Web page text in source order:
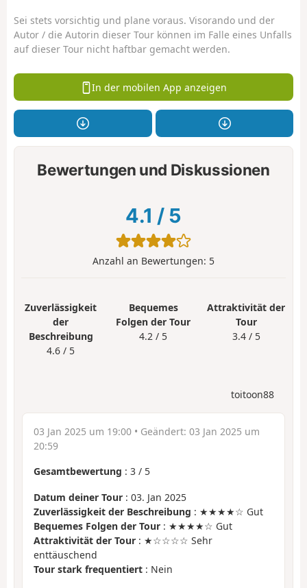
Sei stets vorsichtig und plane voraus. Visorando und der
Autor / die Autorin dieser Tour können im Falle eines Unfalls
auf dieser Tour nicht haftbar gemacht werden.
In der mobilen App anzeigen
Bewertungen und Diskussionen
4.1 / 5
Anzahl an Bewertungen: 5
Zuverlässigkeit
der
Beschreibung
4.6 / 5
Bequemes
Folgen der Tour
4.2 / 5
Attraktivität der
Tour
3.4 / 5
toitoon88
03 Jan 2025 um 19:00 • Geändert: 03 Jan 2025 um
20:59
Gesamtbewertung : 3 / 5
Datum deiner Tour : 03. Jan 2025
Zuverlässigkeit der Beschreibung : ★★★★☆ Gut
Bequemes Folgen der Tour : ★★★★☆ Gut
Attraktivität der Tour : ★☆☆☆☆ Sehr
enttäuschend
Tour stark frequentiert : Nein